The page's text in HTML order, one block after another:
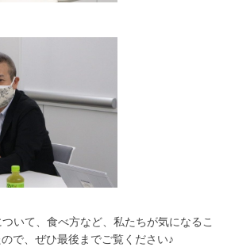
ついて、食べ方など、私たちが気になるこ
で、 ぜひ最後までご覧ください♪